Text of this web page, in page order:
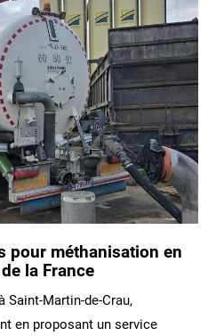
pour méthanisation en
la France
Saint-Martin-de-Crau,
en proposant un service